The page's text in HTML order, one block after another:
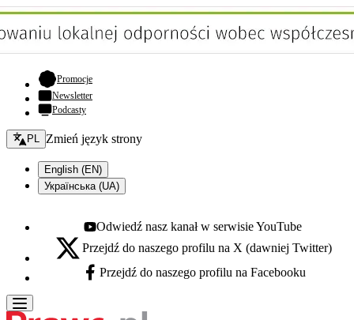
Promocje- otwiera się w nowej karcie
Newsletter
Podcasty
Zmień język - bieżący:
PL Zmień język strony
English (EN)
Українська (UA)
Youtube - otwiera się w nowej karcie
Odwiedź nasz kanał w serwisie YouTube
X - otwiera się w nowej karcie
Przejdź do naszego profilu na X (dawniej Twitter)
Facebook - otwiera się w nowej karcie
Przejdź do naszego profilu na Facebooku